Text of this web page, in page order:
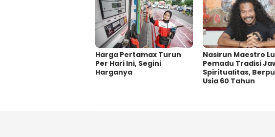
Harga Pertamax Turun
Per Hari Ini, Segini
Harganya
‎Nasirun Maestro
Pemadu Tradisi
Spiritualitas,
Usia 60 Tahun